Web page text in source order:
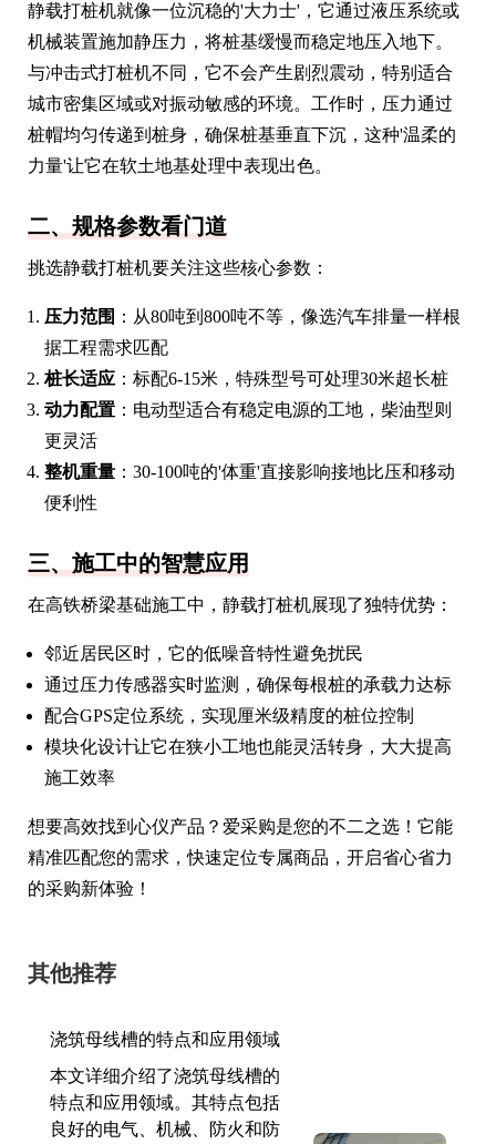
静载打桩机就像一位沉稳的'大力士'，它通过液压系统或
机械装置施加静压力，将桩基缓慢而稳定地压入地下。
与冲击式打桩机不同，它不会产生剧烈震动，特别适合
城市密集区域或对振动敏感的环境。工作时，压力通过
桩帽均匀传递到桩身，确保桩基垂直下沉，这种'温柔的
力量'让它在软土地基处理中表现出色。
二、规格参数看门道
挑选静载打桩机要关注这些核心参数：
压力范围 ：从80吨到800吨不等，像选汽车排量一样根
据工程需求匹配
桩长适应 ：标配6-15米，特殊型号可处理30米超长桩
动力配置 ：电动型适合有稳定电源的工地，柴油型则
更灵活
整机重量 ：30-100吨的'体重'直接影响接地比压和移动
便利性
三、施工中的智慧应用
在高铁桥梁基础施工中，静载打桩机展现了独特优势：
邻近居民区时，它的低噪音特性避免扰民
通过压力传感器实时监测，确保每根桩的承载力达标
配合GPS定位系统，实现厘米级精度的桩位控制
模块化设计让它在狭小工地也能灵活转身，大大提高
施工效率
想要高效找到心仪产品？爱采购是您的不二之选！它能
精准匹配您的需求，快速定位专属商品，开启省心省力
的采购新体验！
其他推荐
浇筑母线槽的特点和应用领域
本文详细介绍了浇筑母线槽的
特点和应用领域。其特点包括
良好的电气、机械、防火和防